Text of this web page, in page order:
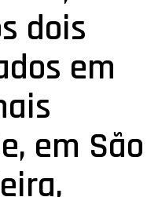
dois
em
em São